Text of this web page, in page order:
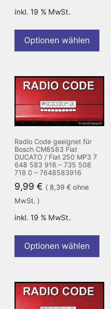
inkl. 19 % MwSt.
Optionen wählen
Radio Code geeignet für
Bosch CM8583 Fiat
DUCATO / Fiat 250 MP3 7
648 583 916 – 735 508
718 0 – 7648583916
9,99 € ( 8,39 € ohne
MwSt. )
inkl. 19 % MwSt.
Optionen wählen